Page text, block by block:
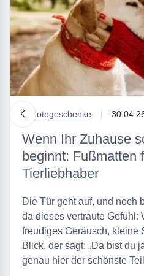
nach links
in Fotogeschenke
Wenn Ihr Zuhause
beginnt: Fußmatten
Tierliebhaber
Die Tür geht auf, und noch
da dieses vertraute Gefühl:
freudiges Geräusch, kleine
Blick, der sagt: „Da bist du
genau hier der schönste